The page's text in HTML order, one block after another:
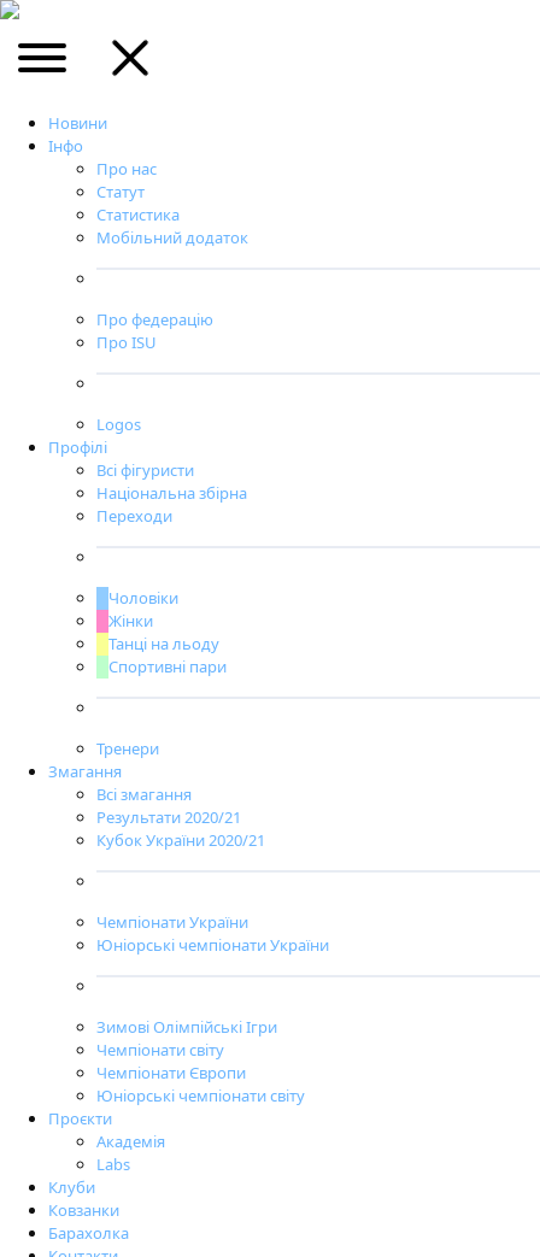
Новини
Інфо
Про нас
Статут
Статистика
Мобільний додаток
Про федерацію
Про ISU
Logos
Профілі
Всі фігуристи
Національна збірна
Переходи
Чоловіки
Жінки
Танці на льоду
Спортивні пари
Тренери
Змагання
Всі змагання
Результати 2020/21
Кубок України 2020/21
Чемпіонати України
Юніорські чемпіонати України
Зимові Олімпійські Ігри
Чемпіонати світу
Чемпіонати Європи
Юніорські чемпіонати світу
Проєкти
Академія
Labs
Клуби
Ковзанки
Барахолка